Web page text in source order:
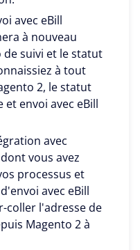
avec eBill
à nouveau
de suivi et le statut
à tout
2, le statut
envoi avec eBill
avec
vous avez
processus et
avec eBill
coller l'adresse de
Magento 2 à